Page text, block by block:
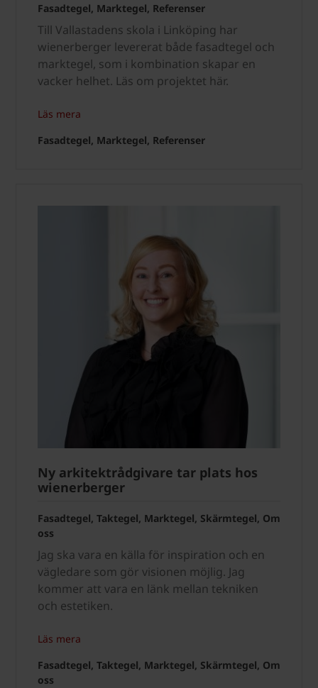
Fasadtegel, Marktegel, Referenser
Till Vallastadens skola i Linköping har
wienerberger levererat både fasadtegel och
marktegel, som i kombination skapar en
vacker helhet. Läs om projektet här.
Läs mera
Fasadtegel, Marktegel, Referenser
Ny arkitektrådgivare tar plats hos
wienerberger
Fasadtegel, Taktegel, Marktegel, Skärmtegel, Om
oss
Jag ska vara en källa för inspiration och en
vägledare som gör visionen möjlig. Jag
kommer att vara en länk mellan tekniken
och estetiken.
Läs mera
Fasadtegel, Taktegel, Marktegel, Skärmtegel, Om
oss